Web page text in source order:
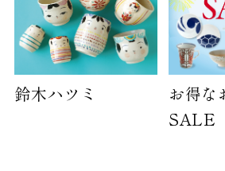
鈴木ハツミ
お得な
SALE